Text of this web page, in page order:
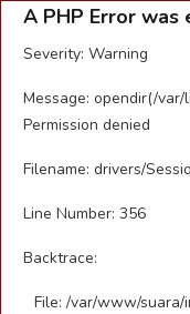
A PHP Error was
Severity: Warning
Message: opendir(/
Permission denied
Filename: drivers/
Line Number: 356
Backtrace:
File: /var/www/suara/